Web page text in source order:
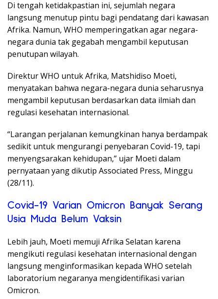
Di tengah ketidakpastian ini, sejumlah negara
langsung menutup pintu bagi pendatang dari kawasan
Afrika. Namun, WHO memperingatkan agar negara-
negara dunia tak gegabah mengambil keputusan
penutupan wilayah.
Direktur WHO untuk Afrika, Matshidiso Moeti,
menyatakan bahwa negara-negara dunia seharusnya
mengambil keputusan berdasarkan data ilmiah dan
regulasi kesehatan internasional.
“Larangan perjalanan kemungkinan hanya berdampak
sedikit untuk mengurangi penyebaran Covid-19, tapi
menyengsarakan kehidupan,” ujar Moeti dalam
pernyataan yang dikutip Associated Press, Minggu
(28/11).
Covid-19 Varian Omicron Banyak Serang
Usia Muda Belum Vaksin
Lebih jauh, Moeti memuji Afrika Selatan karena
mengikuti regulasi kesehatan internasional dengan
langsung menginformasikan kepada WHO setelah
laboratorium negaranya mengidentifikasi varian
Omicron.